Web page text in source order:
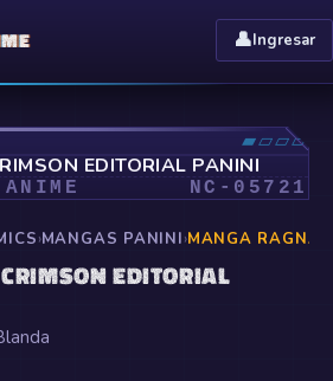
👤Ingresar
▰▱▱▱
⤢
EDITORIAL PANINI
NC- 05721
›MANGAS PANINI›MANGA RAGNA
EDITORIAL